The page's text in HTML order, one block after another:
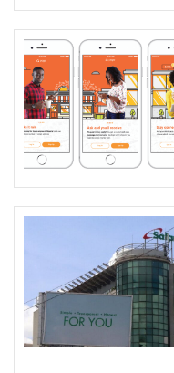
環境
英語
観光地
誘い
鉱山
メディテック
デジタル
トラ
ビジネス
ビジ
モバイル・マイクロ
予測
二酸化炭
土
2023
EU